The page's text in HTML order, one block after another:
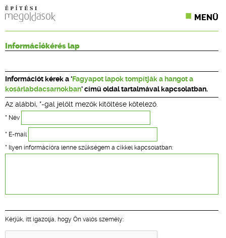
MENÜ
CPR TERMÉKKIÍRÁS
ÉPÍTÉSI JOG
ONLINE KÉPZÉSEK
TERVEZÉSI SEGÉDLETEK
Információkérés lap
Információt kérek a ' Fagyapot lapok tompítják a hangot a
kosárlabdacsarnokban' című oldal tartalmával kapcsolatban.
Az alábbi, *-gal jelölt mezők kitöltése kötelező.
* Név
* E-mail
* Ilyen információra lenne szükségem a cikkel kapcsolatban:
Kérjük, itt igazolja, hogy Ön valós személy: